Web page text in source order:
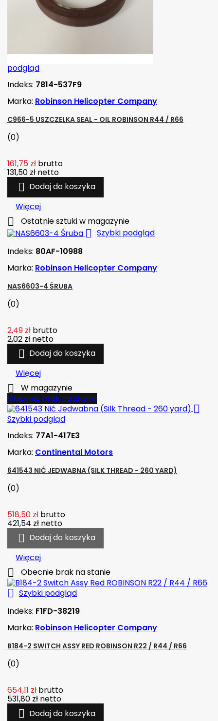
podgląd
Indeks: 7814-537F9
Marka: Robinson Helicopter Company
C966-5 USZCZELKA SEAL - OIL ROBINSON R44 / R66
(0)
161,75 zł brutto
131,50 zł netto
 Dodaj do koszyka
Więcej
 Ostatnie sztuki w magazynie
 Szybki podgląd
Indeks: 80AF-10988
Marka: Robinson Helicopter Company
NAS6603-4 ŚRUBA
(0)
2,49 zł brutto
2,02 zł netto
 Dodaj do koszyka
Więcej

W magazynie
Obecnie brak na stanie

Szybki podgląd
Indeks: 77A1-417E3
Marka: Continental Motors
641543 NIĆ JEDWABNA (SILK THREAD - 260 YARD)
(0)
518,50 zł brutto
421,54 zł netto
 Dodaj do koszyka
Więcej
 Obecnie brak na stanie
 Szybki podgląd
Indeks: F1FD-38219
Marka: Robinson Helicopter Company
B184-2 SWITCH ASSY RED ROBINSON R22 / R44 / R66
(0)
654,11 zł brutto
531,80 zł netto
 Dodaj do koszyka